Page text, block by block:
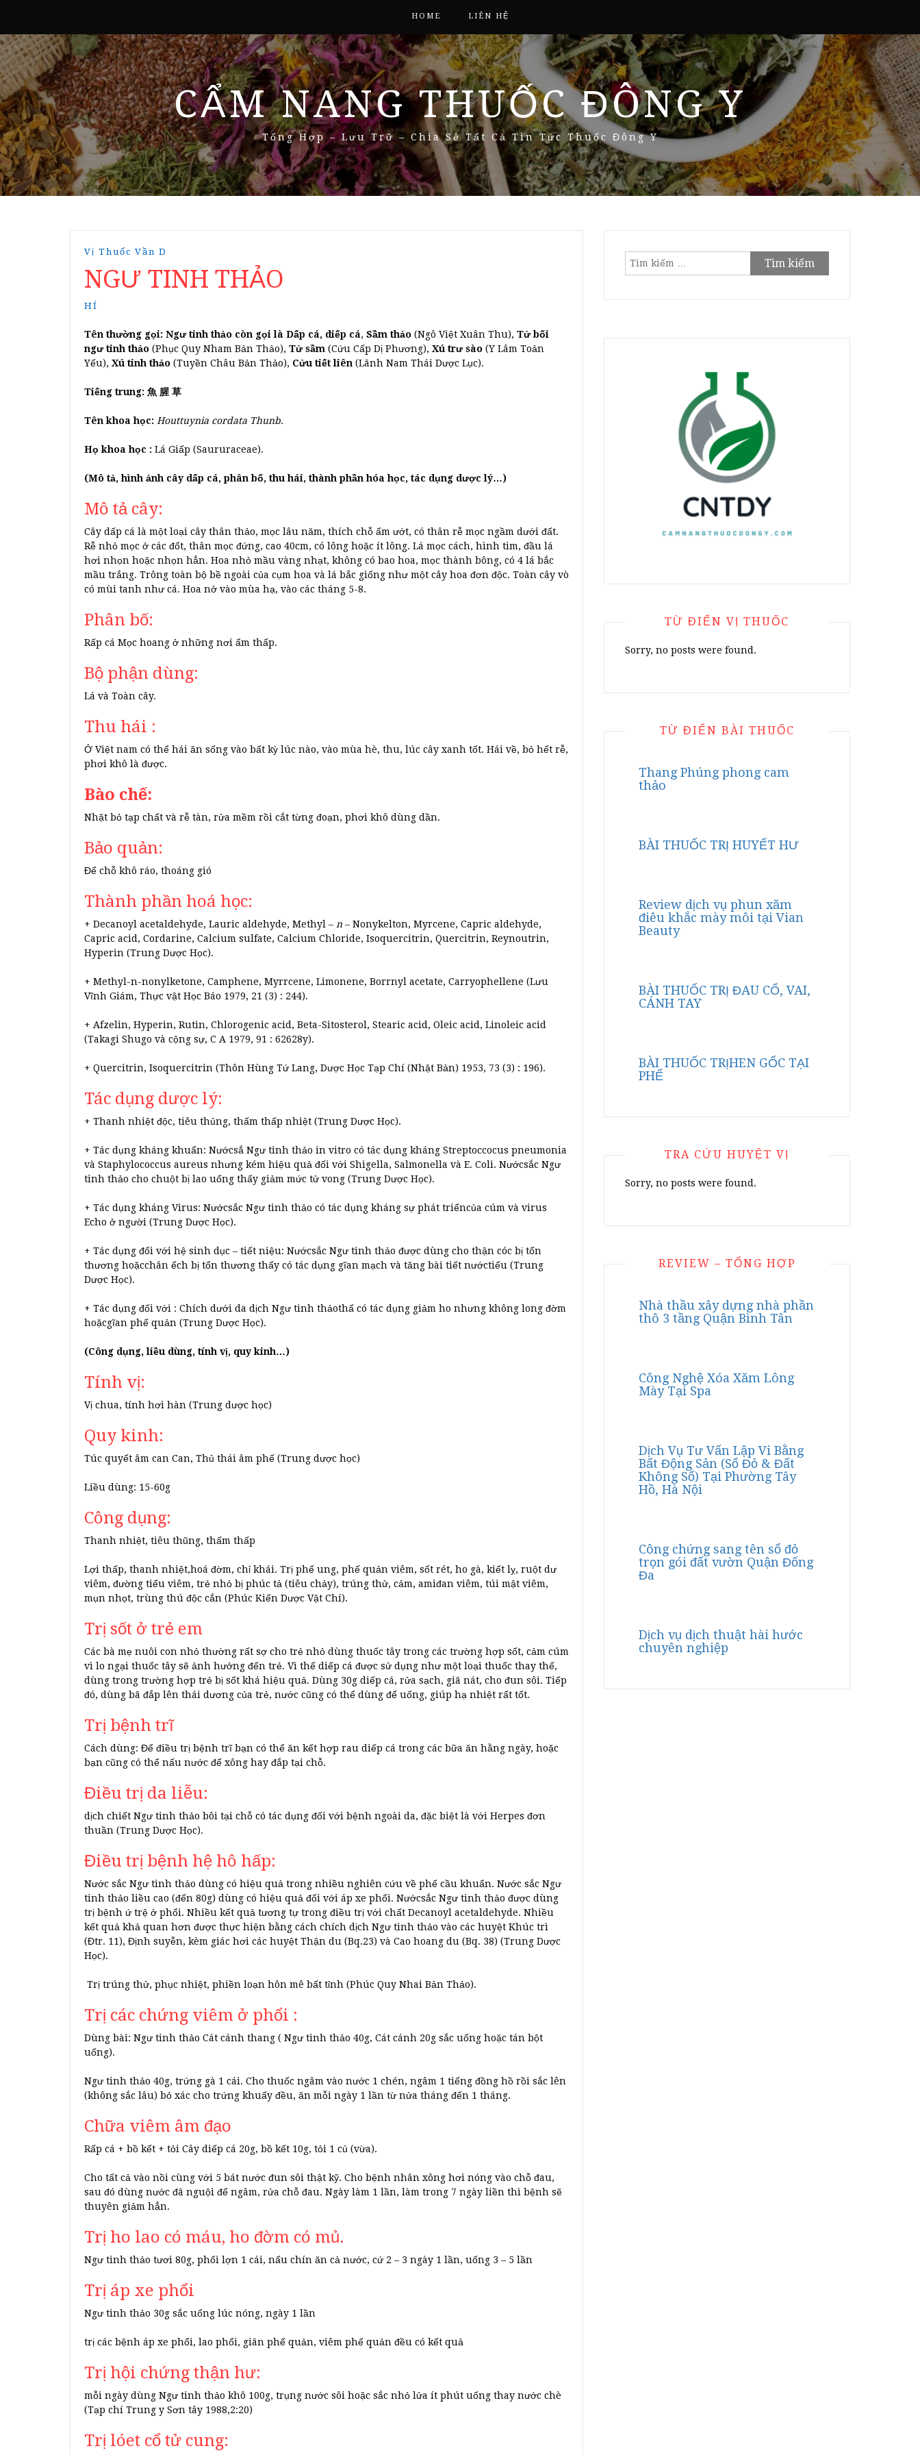
HOME LIÊN HỆ
CẨM NANG THUỐC ĐÔNG Y
Tổng Hợp – Lưu Trữ – Chia Sẻ Tất Cả Tin Tức Thuốc Đông Y
Vị Thuốc Vần D
NGƯ TINH THẢO
HÍ
Tên thường gọi: Ngư tinh thảo còn gọi là Dấp cá, diếp cá, Sầm thảo (Ngô Việt Xuân Thu), Tử bối
ngư tinh thảo (Phục Quy Nham Bản Thảo), Tử sầm (Cứu Cấp Dị Phương), Xú trư sào (Y Lâm Toản
Yếu), Xú tinh thảo (Tuyền Châu Bản Thảo), Cửu tiết liên (Lãnh Nam Thái Dược Lục).
Tiếng trung: 魚 腥 草
Tên khoa học: Houttuynia cordata Thunb.
Họ khoa học : Lá Giấp (Saururaceae).
(Mô tả, hình ảnh cây dấp cá, phân bố, thu hái, thành phần hóa học, tác dụng dược lý…)
Mô tả cây:
Cây dấp cá là một loại cây thân thảo, mọc lâu năm, thích chỗ ẩm ướt, có thân rễ mọc ngầm dưới đất.
Rễ nhỏ mọc ở các đốt, thân mọc đứng, cao 40cm, có lông hoặc ít lông. Lá mọc cách, hình tim, đầu lá
hơi nhọn hoặc nhọn hẳn. Hoa nhỏ mầu vàng nhạt, không có bao hoa, mọc thành bông, có 4 lá bắc
mầu trắng. Trông toàn bộ bề ngoài của cụm hoa và lá bắc giống như một cây hoa đơn độc. Toàn cây vò
có mùi tanh như cá. Hoa nở vào mùa hạ, vào các tháng 5-8.
Phân bố:
Rấp cá Mọc hoang ở những nơi ẩm thấp.
Bộ phận dùng:
Lá và Toàn cây.
Thu hái :
Ở Việt nam có thể hái ăn sống vào bất kỳ lúc nào, vào mùa hè, thu, lúc cây xanh tốt. Hái về, bỏ hết rễ,
phơi khô là được.
Bào chế:
Nhặt bỏ tạp chất và rễ tàn, rửa mềm rồi cắt từng đoạn, phơi khô dùng dần.
Bảo quản:
Để chỗ khô ráo, thoáng gió
Thành phần hoá học:
+ Decanoyl acetaldehyde, Lauric aldehyde, Methyl – n – Nonykelton, Myrcene, Capric aldehyde,
Capric acid, Cordarine, Calcium sulfate, Calcium Chloride, Isoquercitrin, Quercitrin, Reynoutrin,
Hyperin (Trung Dược Học).
+ Methyl-n-nonylketone, Camphene, Myrrcene, Limonene, Borrnyl acetate, Carryophellene (Lưu
Vĩnh Giám, Thực vật Học Báo 1979, 21 (3) : 244).
+ Afzelin, Hyperin, Rutin, Chlorogenic acid, Beta-Sitosterol, Stearic acid, Oleic acid, Linoleic acid
(Takagi Shugo và cộng sự, C A 1979, 91 : 62628y).
+ Quercitrin, Isoquercitrin (Thôn Hùng Tứ Lang, Dược Học Tạp Chí (Nhật Bản) 1953, 73 (3) : 196).
Tác dụng dược lý:
+ Thanh nhiệt độc, tiêu thủng, thấm thấp nhiệt (Trung Dược Học).
+ Tác dụng kháng khuẩn: Nướcsắ Ngư tinh thảo in vitro có tác dụng kháng Streptoccocus pneumonia
và Staphylococcus aureus nhưng kém hiệu quả đối với Shigella, Salmonella và E. Coli. Nướcsắc Ngư
tinh thảo cho chuột bị lao uống thấy giảm mức tử vong (Trung Dược Học).
+ Tác dụng kháng Virus: Nướcsắc Ngư tinh thảo có tác dụng kháng sự phát triểncủa cúm và virus
Echo ở người (Trung Dược Học).
+ Tác dụng đối với hệ sinh dục – tiết niệu: Nướcsắc Ngư tinh thảo được dùng cho thận cóc bị tổn
thương hoặcchân ếch bị tổn thương thấy có tác dụng gĩan mạch và tăng bài tiết nướctiểu (Trung
Dược Học).
+ Tác dụng đối với : Chích dưới da dịch Ngư tinh thảothấ có tác dụng giảm ho nhưng không long đờm
hoặcgĩan phế quản (Trung Dược Học).
(Công dụng, liều dùng, tính vị, quy kinh…)
Tính vị:
Vị chua, tính hơi hàn (Trung dược học)
Quy kinh:
Túc quyết âm can Can, Thủ thái âm phế (Trung dược học)
Liều dùng: 15-60g
Công dụng:
Thanh nhiệt, tiêu thũng, thấm thấp
Lợi thấp, thanh nhiệt,hoá đờm, chỉ khái. Trị phế ung, phế quản viêm, sốt rét, ho gà, kiết lỵ, ruột dư
viêm, đường tiểu viêm, trẻ nhỏ bị phúc tả (tiêu chảy), trúng thử, cảm, amiđan viêm, túi mật viêm,
mụn nhọt, trùng thú độc cắn (Phúc Kiến Dược Vật Chí).
Trị sốt ở trẻ em
Các bà mẹ nuôi con nhỏ thường rất sợ cho trẻ nhỏ dùng thuốc tây trong các trường hợp sốt, cảm cúm
vì lo ngại thuốc tây sẽ ảnh hưởng đến trẻ. Vì thế diếp cá được sử dụng như một loại thuốc thay thế,
dùng trong trường hợp trẻ bị sốt khá hiệu quả. Dùng 30g diếp cá, rửa sạch, giã nát, cho đun sôi. Tiếp
đó, dùng bã đắp lên thái dương của trẻ, nước cũng có thể dùng để uống, giúp hạ nhiệt rất tốt.
Trị bệnh trĩ
Cách dùng: Để điều trị bệnh trĩ bạn có thể ăn kết hợp rau diếp cá trong các bữa ăn hằng ngày, hoặc
bạn cũng có thể nấu nước để xông hay đắp tại chỗ.
Điều trị da liễu:
dịch chiết Ngư tinh thảo bôi tại chỗ có tác dụng đối với bệnh ngoài da, đặc biệt là với Herpes đơn
thuần (Trung Dược Học).
Điều trị bệnh hệ hô hấp:
Nước sắc Ngư tinh thảo dùng có hiệu quả trong nhiều nghiên cứu về phế cầu khuẩn. Nước sắc Ngư
tinh thảo liều cao (đến 80g) dùng có hiệu quả đối với áp xe phổi. Nướcsắc Ngư tinh thảo được dùng
trị bệnh ứ trệ ở phổi. Nhiều kết quả tương tự trong điều trị với chất Decanoyl acetaldehyde. Nhiều
kết quả khả quan hơn được thực hiện bằng cách chích dịch Ngư tinh thảo vào các huyệt Khúc trì
(Đtr. 11), Định suyễn, kèm giác hơi các huyệt Thận du (Bq.23) và Cao hoang du (Bq. 38) (Trung Dược
Học).
Trị trúng thử, phục nhiệt, phiền loạn hôn mê bất tỉnh (Phúc Quy Nhai Bản Thảo).
Trị các chứng viêm ở phổi :
Dùng bài: Ngư tinh thảo Cát cánh thang ( Ngư tinh thảo 40g, Cát cánh 20g sắc uống hoặc tán bột
uống).
Ngư tinh thảo 40g, trứng gà 1 cái. Cho thuốc ngâm vào nước 1 chén, ngâm 1 tiếng đồng hồ rồi sắc lên
(không sắc lâu) bỏ xác cho trứng khuấy đều, ăn mỗi ngày 1 lần từ nửa tháng đến 1 tháng.
Chữa viêm âm đạo
Rấp cá + bồ kết + tỏi Cây diếp cá 20g, bồ kết 10g, tỏi 1 củ (vừa).
Cho tất cả vào nồi cùng với 5 bát nước đun sôi thật kỹ. Cho bệnh nhân xông hơi nóng vào chỗ đau,
sau đó dùng nước đã nguội để ngâm, rửa chỗ đau. Ngày làm 1 lần, làm trong 7 ngày liền thì bệnh sẽ
thuyên giảm hẳn.
Trị ho lao có máu, ho đờm có mủ.
Ngư tinh thảo tươi 80g, phổi lợn 1 cái, nấu chín ăn cả nước, cứ 2 – 3 ngày 1 lần, uống 3 – 5 lần
Trị áp xe phổi
Ngư tinh thảo 30g sắc uống lúc nóng, ngày 1 lần
trị các bệnh áp xe phổi, lao phổi, giãn phế quản, viêm phế quản đều có kết quả
Trị hội chứng thận hư:
mỗi ngày dùng Ngư tinh thảo khô 100g, trụng nước sôi hoặc sắc nhỏ lửa ít phút uống thay nước chè
(Tạp chí Trung y Sơn tây 1988,2:20)
Trị lóet cổ tử cung:
Tìm
TỪ ĐIỂN VỊ THUỐC
Sorry, no posts were found.
TỪ ĐIỂN BÀI THUỐC
Thang Phúng phong cam
thảo
BÀI THUỐC TRỊ HUYẾT HƯ
Review dịch vụ phun xăm
điêu khắc mày môi tại Vian
Beauty
BÀI THUỐC TRỊ ĐAU CỔ, VAI,
CÁNH TAY
BÀI THUỐC TRỊHEN GỐC TẠI
PHẾ
TRA CỨU HUYỆT VỊ
Sorry, no posts were found.
REVIEW – TỔNG HỢP
Nhà thầu xây dựng nhà phần
thô 3 tầng Quận Bình Tân
Công Nghệ Xóa Xăm Lông
Mày Tại Spa
Dịch Vụ Tư Vấn Lập Vi Bằng
Bất Động Sản (Sổ Đỏ & Đất
Không Sổ) Tại Phường Tây
Hồ, Hà Nội
Công chứng sang tên sổ đỏ
trọn gói đất vườn Quận Đống
Đa
Dịch vụ dịch thuật hài hước
chuyên nghiệp